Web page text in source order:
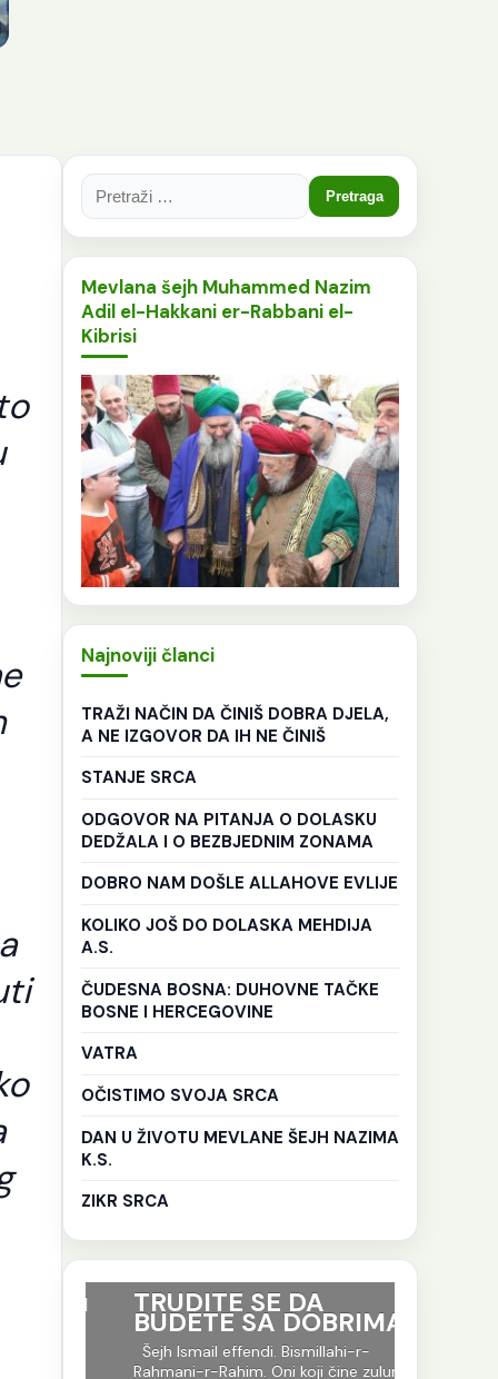
Pretraga:
Mevlana šejh Muhammed Nazim
Adil el-Hakkani er-Rabbani el-
Kibrisi
Najnoviji članci
TRAŽI NAČIN DA ČINIŠ DOBRA DJELA,
A NE IZGOVOR DA IH NE ČINIŠ
STANJE SRCA
ODGOVOR NA PITANJA O DOLASKU
DEDŽALA I O BEZBJEDNIM ZONAMA
DOBRO NAM DOŠLE ALLAHOVE EVLIJE
KOLIKO JOŠ DO DOLASKA MEHDIJA
A.S.
ČUDESNA BOSNA: DUHOVNE TAČKE
BOSNE I HERCEGOVINE
VATRA
OČISTIMO SVOJA SRCA
DAN U ŽIVOTU MEVLANE ŠEJH NAZIMA
K.S.
ZIKR SRCA
TRUDITE SE DA
BUDETE SA DOBRIMA
Šejh Ismail effendi. Bismillahi-r-
Rahmani-r-Rahim. Oni koji čine zulum